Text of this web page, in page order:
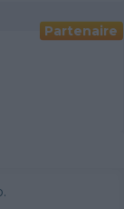
Partenaire